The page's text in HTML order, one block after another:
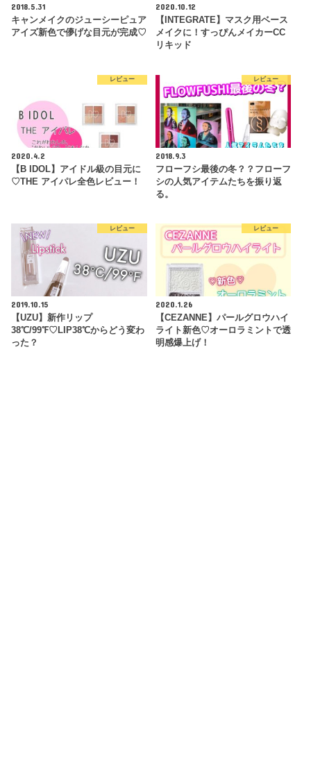
2018.5.31
キャンメイクのジューシーピュア
アイズ新色で儚げな目元が完成♡
2020.10.12
【INTEGRATE】マスク用ベース
メイクに！すっぴんメイカーCC
リキッド
レビュー
2020.4.2
【B IDOL】アイドル級の目元に
♡THE アイパレ全色レビュー！
レビュー
2018.9.3
フローフシ最後の冬？？フローフ
シの人気アイテムたちを振り返
る。
レビュー
2019.10.15
【UZU】新作リップ
38℃/99℉♡LIP38℃からどう変わ
った？
レビュー
2020.1.26
【CEZANNE】パールグロウハイ
ライト新色♡オーロラミントで透
明感爆上げ！